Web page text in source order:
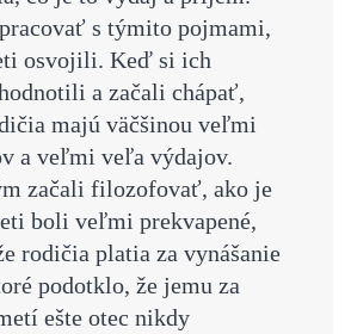
s týmito pojmami,
osvojili. Keď si ich
a začali chápať,
majú väčšinou veľmi
a veľmi veľa výdajov.
začali filozofovať, ako je
boli veľmi prekvapené,
rodičia platia za vynášanie
podotklo, že jemu za
ešte otec nikdy